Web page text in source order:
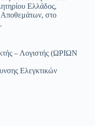
Ελλάδος,
Αποθεμάτων, στο
– Λογιστής (ΩΡΙΩΝ
Ελεγκτικών